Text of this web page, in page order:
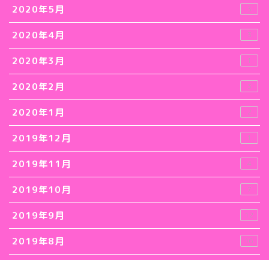
2020年5月 3
2020年4月 3
2020年3月 1
2020年2月 3
2020年1月 2
2019年12月 1
2019年11月 4
2019年10月 7
2019年9月 12
2019年8月 16